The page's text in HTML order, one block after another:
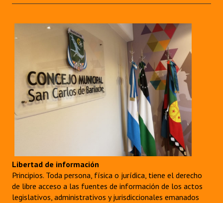
Libertad de información
Principios. Toda persona, física o jurídica, tiene el derecho
de libre acceso a las fuentes de información de los actos
legislativos, administrativos y jurisdiccionales emanados